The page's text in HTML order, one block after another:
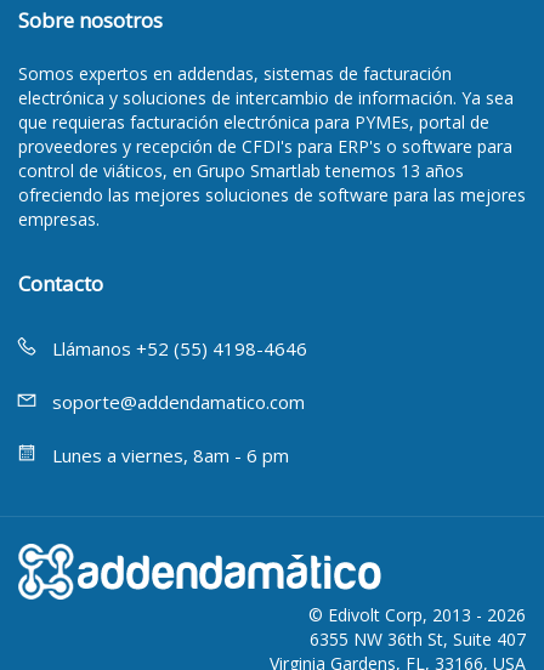
Sobre nosotros
Somos expertos en addendas, sistemas de facturación
electrónica y soluciones de intercambio de información. Ya sea
que requieras facturación electrónica para PYMEs, portal de
proveedores y recepción de CFDI's para ERP's o software para
control de viáticos, en Grupo Smartlab tenemos 13 años
ofreciendo las mejores soluciones de software para las mejores
empresas.
Contacto
Llámanos +52 (55) 4198-4646
soporte@addendamatico.com
Lunes a viernes, 8am - 6 pm
© Edivolt Corp, 2013 - 2026
6355 NW 36th St, Suite 407
Virginia Gardens, FL, 33166, USA